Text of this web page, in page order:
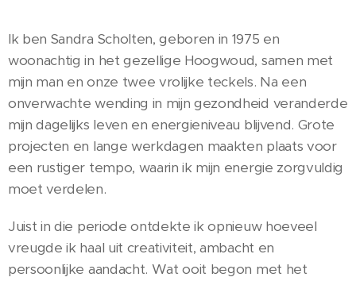
Ik ben Sandra Scholten, geboren in 1975 en
woonachtig in het gezellige Hoogwoud, samen met
mijn man en onze twee vrolijke teckels. Na een
onverwachte wending in mijn gezondheid veranderde
mijn dagelijks leven en energieniveau blijvend. Grote
projecten en lange werkdagen maakten plaats voor
een rustiger tempo, waarin ik mijn energie zorgvuldig
moet verdelen.
Juist in die periode ontdekte ik opnieuw hoeveel
vreugde ik haal uit creativiteit, ambacht en
persoonlijke aandacht. Wat ooit begon met het